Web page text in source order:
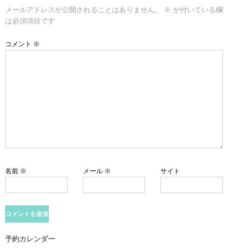
ー
シ
メールアドレスが公開されることはありません。 ※ が付いている欄
は必須項目です
コメント ※
名前 ※ メール ※ サイト
予約カレンダー